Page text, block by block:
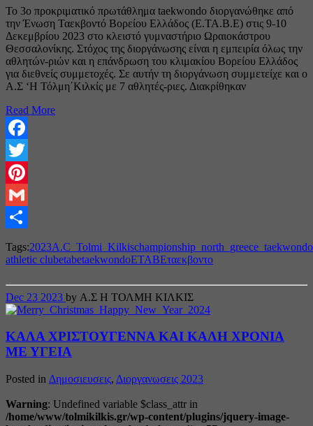
Το 3ο προκριματικό πρωτάθλημα taekwondo διοργανώθηκε από
την Ένωση Ταεκβοντό Βορείου Ελλάδος (Ε.ΤΑ.Β.Ε) στις 9-10
Δεκεμβρίου 2023 στο κλειστό γυμναστήριο Ωραιοκάστρου
Θεσσαλονίκης. Στόχος της διοργάνωσης είναι η εμπειρία όλως την
αθλητών-ριών και η επάνδρωση του κλιμακίου Βορείου Ελλάδος
για διεθνείς συμμετοχές. Σε αυτήν τη διοργάνωση συμμετείχε και ο
Α.Σ ‘Η Τόλμη΄Κιλκίς με 7 αθλητές-ριες. Διακρίθηκαν
Read More
Facebook
Twitter
Pinterest
Gmail
Tags:2023A.C_Tolmi_Kilkischampionship_north_greece_taekwondo
athletic clubetabetaekwondoΕΤΑΒΕταεκβοντο
Dec 23 2023 by Α.Σ Η ΤΟΛΜΗ ΚΙΛΚΙΣ
ΚΑΛΑ ΧΡΙΣΤΟΥΓΕΝΝΑ ΚΑΙ ΚΑΛΗ ΧΡΟΝΙΑ
ΜΕ ΥΓΕΙΑ
Posted in Δημοσιευσεις, Διοργανωσεις 2023
Warning: Undefined variable $class_attr in
/home/www/tolmikilkis.gr/wp-content/plugins/jquery-image-